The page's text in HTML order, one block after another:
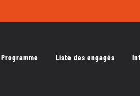
Programme Liste des engagés